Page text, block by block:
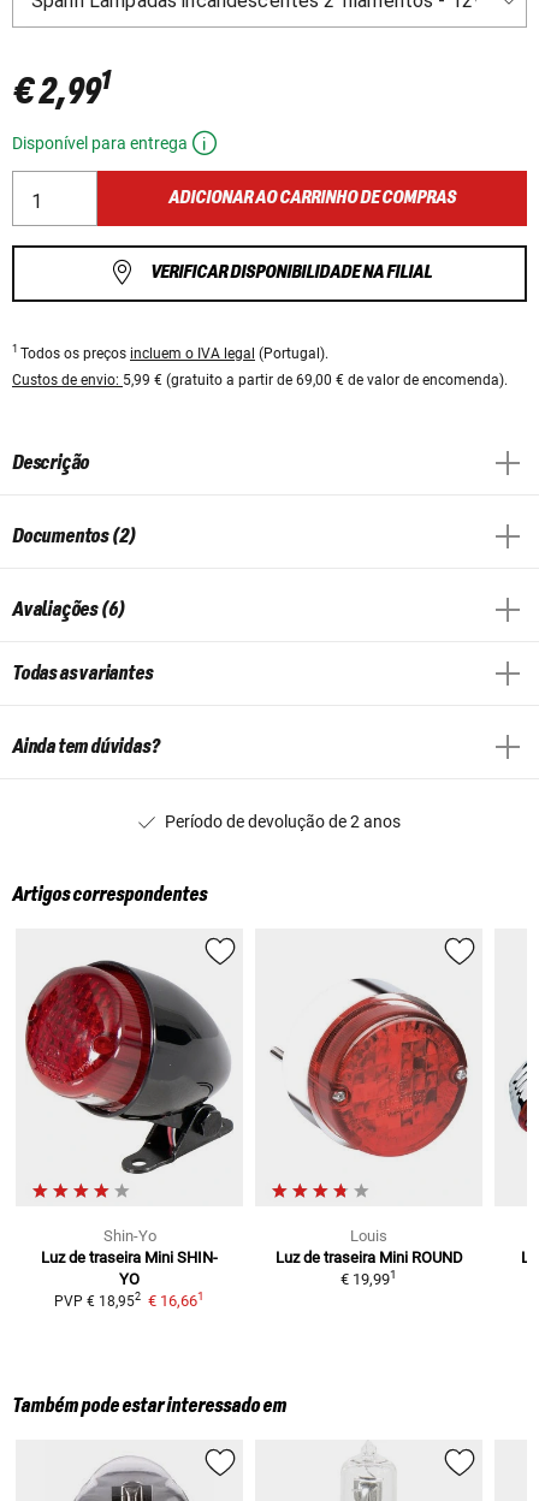
€ 2,991
Disponível para entrega
ADICIONAR AO CARRINHO DE COMPRAS
VERIFICAR DISPONIBILIDADE NA FILIAL
1 Todos os preços incluem o IVA legal (Portugal).
Custos de envio: 5,99 € (gratuito a partir de 69,00 € de valor de encomenda).
Descrição
Documentos (2)
Avaliações (6)
Todas as variantes
Ainda tem dúvidas?
Período de devolução de 2 anos
Artigos correspondentes
Shin-Yo
Luz de traseira Mini SHIN-
YO
PVP € 18,952 € 16,661
Louis
Luz de traseira Mini ROUND
€ 19,991
Também pode estar interessado em